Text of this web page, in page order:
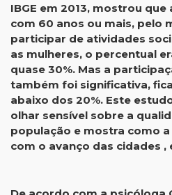
IBGE em 2013, mostrou
com 60 anos ou mais, pelo
participar de atividades
as mulheres, o percentual
quase 30%. Mas a
também foi significativa,
abaixo dos 20%. Este
olhar sensível sobre a
população e mostra como
com o avanço das cidades